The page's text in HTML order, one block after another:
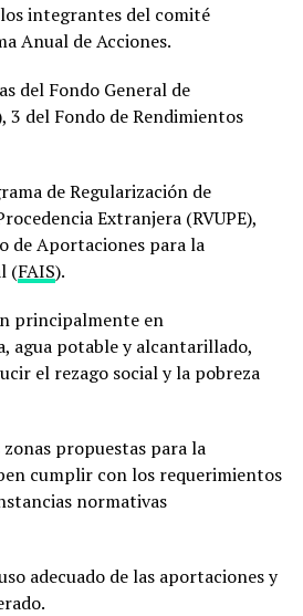
integrantes del comité
Anual de Acciones.
del Fondo General de
3 del Fondo de Rendimientos
de Regularización de
Extranjera (RVUPE),
de Aportaciones para la
(FAIS).
principalmente en
agua potable y alcantarillado,
el rezago social y la pobreza
zonas propuestas para la
cumplir con los requerimientos
normativas
adecuado de las aportaciones y